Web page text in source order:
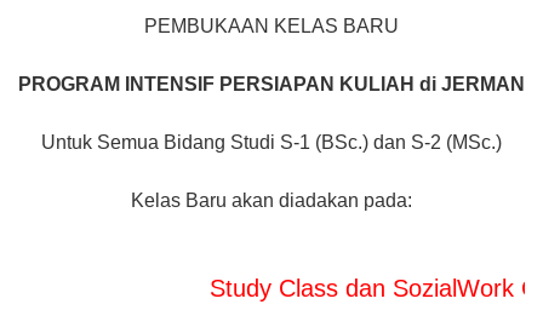
PEMBUKAAN KELAS BARU
PROGRAM INTENSIF PERSIAPAN KULIAH di JERMAN
Untuk Semua Bidang Studi S-1 (BSc.) dan S-2 (MSc.)
Kelas Baru akan diadakan pada:
Study Class dan SozialWork Class